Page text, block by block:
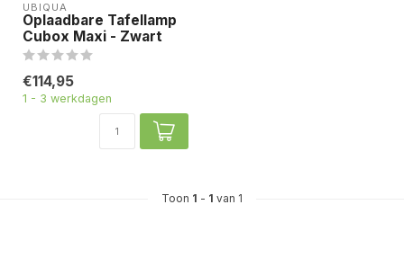
UBIQUA
Oplaadbare Tafellamp
Cubox Maxi - Zwart
€114,95
1 - 3 werkdagen
Toon 1 - 1 van 1